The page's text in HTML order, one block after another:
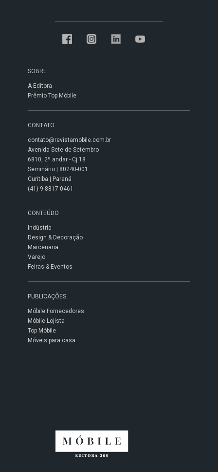
SOBRE
A Editora
Prêmio Top Móbile
CONTATO
contato@revistamobile.com.br
Avenida Sete de Setembro
6810, 2º andar - Cj 18
Seminário | 80240-001
Curitiba | Paraná
(41) 9 8817 0461
CONTEÚDO
Indústria
Design & Decoração
Marcenaria
Varejo
Feiras & Eventos
PUBLICAÇÕES
Móbile Fornecedores
Móbile Lojista
Top Móbile
Móveis para casa